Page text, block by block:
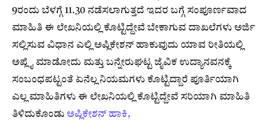
9ರಂದು ಬೆಳಗ್ಗೆ 11.30 ನಡೆಸಲಾಗುತ್ತದೆ ಇದರ ಬಗ್ಗೆ ಸಂಪೂರ್ಣವಾದ
ಮಾಹಿತಿ ಈ ಲೇಖನಿಯಲ್ಲಿ ಕೊಟ್ಟಿದ್ದೇವೆ ಬೇಕಾಗುವ ದಾಖಲೆಗಳು ಅರ್ಜಿ
ಸಲ್ಲಿಸುವ ವಿಧಾನ ಎಲ್ಲಿ ಅಪ್ಲಿಕೇಶನ್ ಹಾಕುವುದು ಯಾವ ರೀತಿಯಲ್ಲಿ
ಅಪ್ಲೈ ಮಾಡೋದು ಮತ್ತು ಬನ್ನೇರುಘಟ್ಟ ಜೈವಿಕ ಉದ್ಯಾನವನಕ್ಕೆ
ಸಂಬಂಧಪಟ್ಟಂತೆ ಏನೆಲ್ಲ ನಿಯಮಗಳು ಕೊಟ್ಟಿದ್ದಾರೆ ಪೂರ್ತಿಯಾಗಿ
ಎಲ್ಲ ಮಾಹಿತಿಗಳು ಈ ಲೇಖನಿಯಲ್ಲಿ ಕೊಟ್ಟಿದ್ದೇವೆ ಸರಿಯಾಗಿ ಮಾಹಿತಿ
ತಿಳಿದುಕೊಂಡು ಅಪ್ಲಿಕೇಶನ್ ಹಾಕಿ,